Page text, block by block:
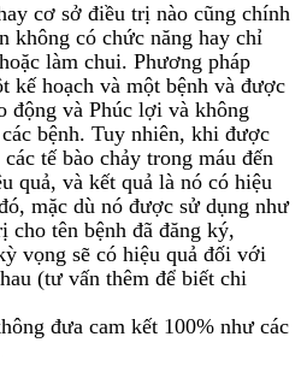
cơ sở điều trị nào cũng chính
không có chức năng hay chỉ
làm chui. Phương pháp
kế hoạch và một bệnh và được
động và Phúc lợi và không
bệnh. Tuy nhiên, khi được
tế bào chảy trong máu đến
quả, và kết quả là nó có hiệu
mặc dù nó được sử dụng như
cho tên bệnh đã đăng ký,
vọng sẽ có hiệu quả đối với
(tư vấn thêm để biết chi
đưa cam kết 100% như các